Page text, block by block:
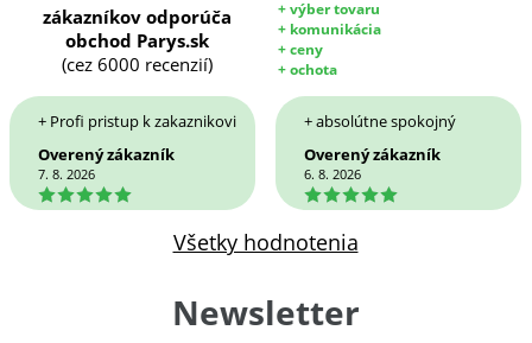
+ výber tovaru
+ komunikácia
+ ceny
+ ochota
zákazníkov odporúča
obchod Parys.sk
(cez 6000 recenzií)
+ Profi pristup k zakaznikovi
Overený zákazník
7. 8. 2026
5
+ absolútne spokojný
Overený zákazník
6. 8. 2026
5
Všetky hodnotenia
Newsletter